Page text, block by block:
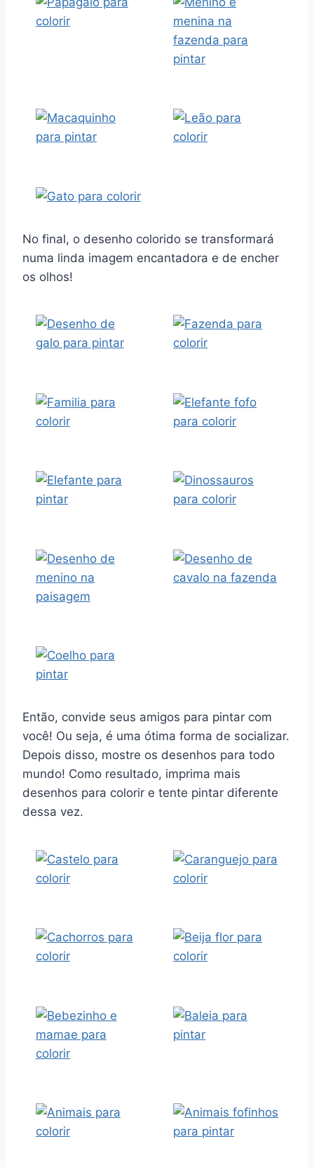
No final, o desenho colorido se transformará
numa linda imagem encantadora e de encher
os olhos!
Então, convide seus amigos para pintar com
você! Ou seja, é uma ótima forma de socializar.
Depois disso, mostre os desenhos para todo
mundo! Como resultado, imprima mais
desenhos para colorir e tente pintar diferente
dessa vez.